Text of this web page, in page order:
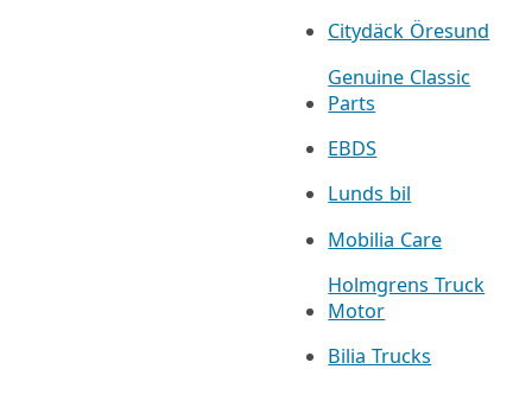
Citydäck Öresund
Genuine Classic
Parts
EBDS
Lunds bil
Mobilia Care
Holmgrens Truck
Motor
Bilia Trucks